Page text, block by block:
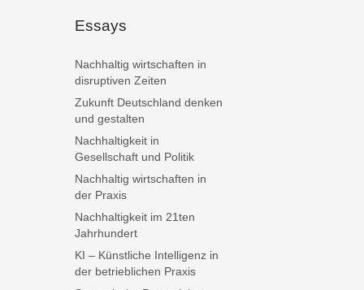
Essays
Nachhaltig wirtschaften in
disruptiven Zeiten
Zukunft Deutschland denken
und gestalten
Nachhaltigkeit in
Gesellschaft und Politik
Nachhaltig wirtschaften in
der Praxis
Nachhaltigkeit im 21ten
Jahrhundert
KI – Künstliche Intelligenz in
der betrieblichen Praxis